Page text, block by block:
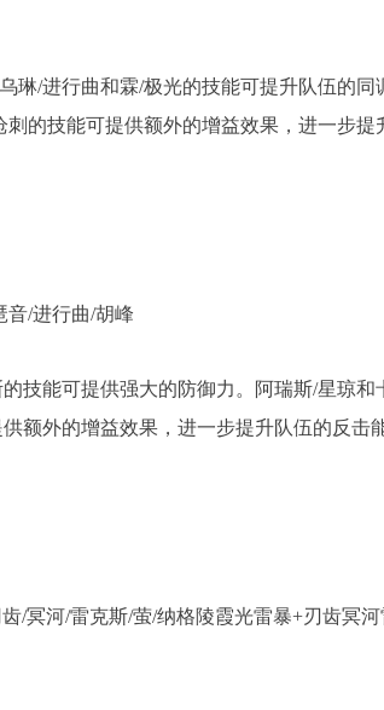
琳/进行曲和霖/极光的技能可提升队伍的同
的技能可提供额外的增益效果，进一步提
音/进行曲/胡峰
技能可提供强大的防御力。阿瑞斯/星琼和
额外的增益效果，进一步提升队伍的反击
/冥河/雷克斯/萤/纳格陵霞光雷暴+刃齿冥